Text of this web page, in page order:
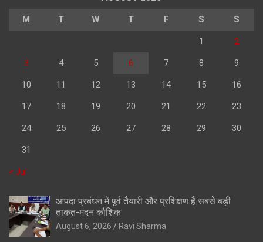
M T W T F S S
1 2
3 4 5 6 7 8 9
10 11 12 13 14 15 16
17 18 19 20 21 22 23
24 25 26 27 28 29 30
31
« Jul
आपदा प्रबंधन में पूर्व तैयारी और प्रशिक्षण है सबसे बड़ी
ताकत-मदन कौशिक
August 6, 2026 Ravi Sharma